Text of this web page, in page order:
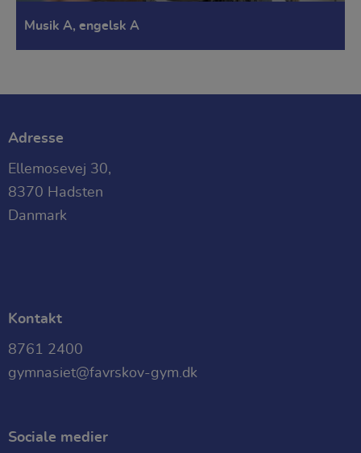
Musik A, engelsk A
Adresse
Ellemosevej 30,
8370 Hadsten
Danmark
Kontakt
8761 2400
gymnasiet@favrskov-gym.dk
Sociale medier